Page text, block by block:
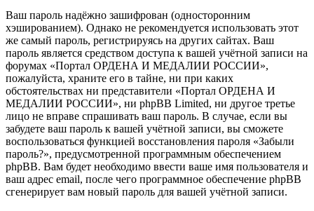
Ваш пароль надёжно зашифрован (односторонним
хэшированием). Однако не рекомендуется использовать этот
же самый пароль, регистрируясь на других сайтах. Ваш
пароль является средством доступа к вашей учётной записи на
форумах «Портал ОРДЕНА И МЕДАЛИИ РОССИИ»,
пожалуйста, храните его в тайне, ни при каких
обстоятельствах ни представители «Портал ОРДЕНА И
МЕДАЛИИ РОССИИ», ни phpBB Limited, ни другое третье
лицо не вправе спрашивать ваш пароль. В случае, если вы
забудете ваш пароль к вашей учётной записи, вы сможете
воспользоваться функцией восстановления пароля «Забыли
пароль?», предусмотренной программным обеспечением
phpBB. Вам будет необходимо ввести ваше имя пользователя и
ваш адрес email, после чего программное обеспечение phpBB
сгенерирует вам новый пароль для вашей учётной записи.